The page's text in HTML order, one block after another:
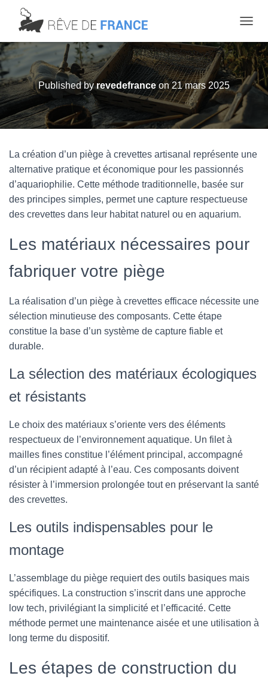
Published byrevedefranceon21 mars 2025
La création d’un piège à crevettes artisanal représente une
alternative pratique et économique pour les passionnés
d’aquariophilie. Cette méthode traditionnelle, basée sur
des principes simples, permet une capture respectueuse
des crevettes dans leur habitat naturel ou en aquarium.
Les matériaux nécessaires pour
fabriquer votre piège
La réalisation d’un piège à crevettes efficace nécessite une
sélection minutieuse des composants. Cette étape
constitue la base d’un système de capture fiable et
durable.
La sélection des matériaux écologiques
et résistants
Le choix des matériaux s’oriente vers des éléments
respectueux de l’environnement aquatique. Un filet à
mailles fines constitue l’élément principal, accompagné
d’un récipient adapté à l’eau. Ces composants doivent
résister à l’immersion prolongée tout en préservant la santé
des crevettes.
Les outils indispensables pour le
montage
L’assemblage du piège requiert des outils basiques mais
spécifiques. La construction s’inscrit dans une approche
low tech, privilégiant la simplicité et l’efficacité. Cette
méthode permet une maintenance aisée et une utilisation à
long terme du dispositif.
Les étapes de construction du